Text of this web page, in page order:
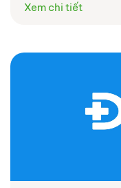
Xem chi tiết